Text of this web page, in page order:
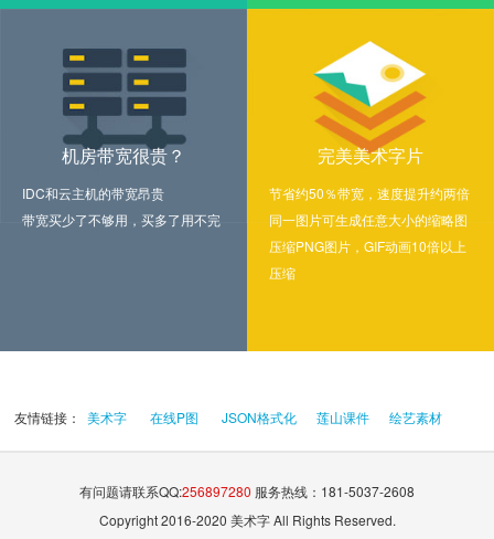
机房带宽很贵？
IDC和云主机的带宽昂贵
带宽买少了不够用，买多了用不完
完美美术字片
节省约50％带宽，速度提升约两倍
同一图片可生成任意大小的缩略图
压缩PNG图片，GIF动画10倍以上
压缩
友情链接：美术字 在线P图 JSON格式化 莲山课件 绘艺素材
有问题请联系QQ:256897280 服务热线：181-5037-2608
Copyright 2016-2020 美术字 All Rights Reserved.